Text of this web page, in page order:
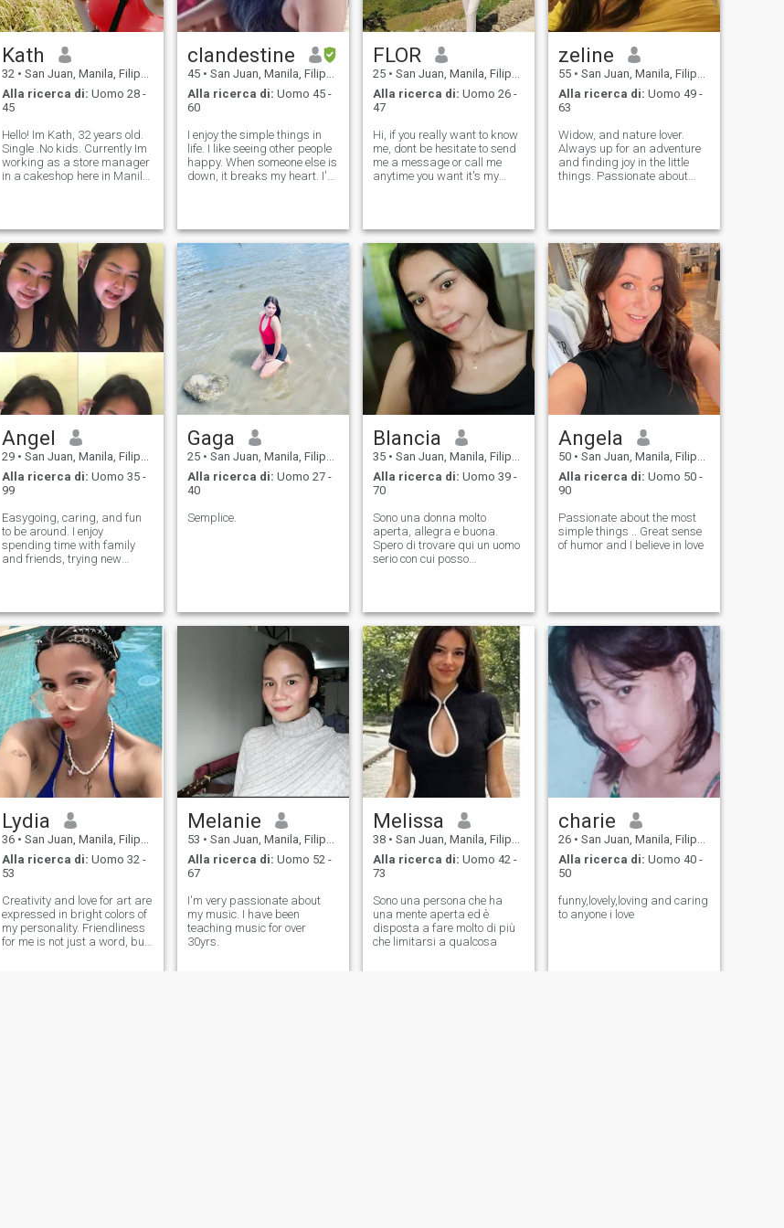
Kath
32 • San Juan, Manila, Filippine
Alla ricerca di: Uomo 28 -
45
Hello! Im Kath, 32 years old.
Single .No kids. Currently Im
working as a store manager
in a cakeshop here in Manila.
I'm more on outdoors like
beach, ca
clandestine
45 • San Juan, Manila, Filippine
Alla ricerca di: Uomo 45 -
60
I enjoy the simple things in
life. I like seeing other people
happy. When someone else is
down, it breaks my heart. I've
challenge, but somehow, God
made me throug
FLOR
25 • San Juan, Manila, Filippine
Alla ricerca di: Uomo 26 -
47
Hi, if you really want to know
me, dont be hesitate to send
me a message or call me
anytime you want it's my
Mindanao one of the island
here in the Philippines and i
zeline
55 • San Juan, Manila, Filippine
Alla ricerca di: Uomo 49 -
63
Widow, and nature lover.
Always up for an adventure
and finding joy in the little
things. Passionate about
family. Looking for
meaningful connections and
shared experiences.
Angel
29 • San Juan, Manila, Filippine
Alla ricerca di: Uomo 35 -
99
Easygoing, caring, and fun
to be around. I enjoy
spending time with family
and friends, trying new
ready for a meaningful
relationship.
Gaga
25 • San Juan, Manila, Filippine
Alla ricerca di: Uomo 27 -
40
Semplice.
Blancia
35 • San Juan, Manila, Filippine
Alla ricerca di: Uomo 39 -
70
Sono una donna molto
aperta, allegra e buona.
Spero di trovare qui un uomo
serio con cui posso
cielo, perche' ho il mio metodo
segreto per farlo. Se tu sei il
mio uomo posso fare tutto il
possibile per il bene della
nostra felicità e ricchezza,
perché sono profondamente
fedele. Sono una hostess
buona e attenta. - Sì.
Angela
50 • San Juan, Manila, Filippine
Alla ricerca di: Uomo 50 -
90
Passionate about the most
simple things .. Great sense
of humor and I believe in love
Lydia
36 • San Juan, Manila, Filippine
Alla ricerca di: Uomo 32 -
53
Creativity and love for art are
expressed in bright colors of
my personality. Friendliness
for me is not just a word, but
Melanie
53 • San Juan, Manila, Filippine
Alla ricerca di: Uomo 52 -
67
I'm very passionate about
my music. I have been
teaching music for over
30yrs.
Melissa
38 • San Juan, Manila, Filippine
Alla ricerca di: Uomo 42 -
73
Sono una persona che ha
una mente aperta ed è
disposta a fare molto di più
che limitarsi a qualcosa
charie
26 • San Juan, Manila, Filippine
Alla ricerca di: Uomo 40 -
50
funny,lovely,loving and caring
to anyone i love